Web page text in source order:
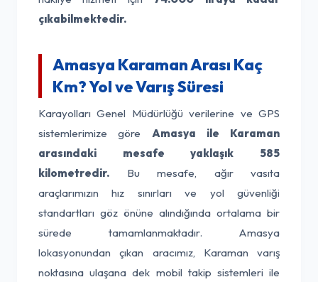
çıkabilmektedir.
Amasya Karaman Arası Kaç
Km? Yol ve Varış Süresi
Karayolları Genel Müdürlüğü verilerine ve GPS
sistemlerimize göre Amasya ile Karaman
arasındaki mesafe yaklaşık 585
kilometredir. Bu mesafe, ağır vasıta
araçlarımızın hız sınırları ve yol güvenliği
standartları göz önüne alındığında ortalama bir
sürede tamamlanmaktadır. Amasya
lokasyonundan çıkan aracımız, Karaman varış
noktasına ulaşana dek mobil takip sistemleri ile